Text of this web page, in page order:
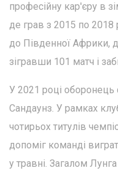
професійну кар'єру в
де грав з 2015 по 2018
до Південної Африки,
зігравши 101 матч і
У 2021 році
Сандаунз. У рамках
чотирьох титулів
допоміг команді
у травні. Загалом